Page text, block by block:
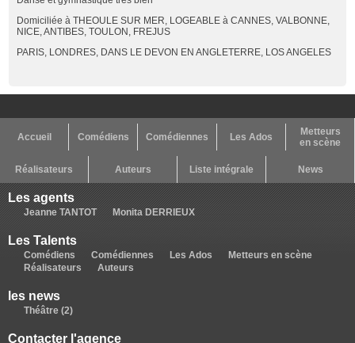
Domiciliée à THEOULE SUR MER, LOGEABLE à CANNES, VALBONNE,
NICE, ANTIBES, TOULON, FREJUS
PARIS, LONDRES, DANS LE DEVON EN ANGLETERRE, LOS ANGELES
Accueil Comédiens Comédiennes Les Ados
Metteurs
en scène
Réalisateurs Auteurs Liste intégrale News
Les agents
Jeanne TANTOT Monita DERRIEUX
Les Talents
Comédiens Comédiennes Les Ados
Metteurs en scène
Réalisateurs
Auteurs
les news
Théâtre (2)
Contacter l'agence